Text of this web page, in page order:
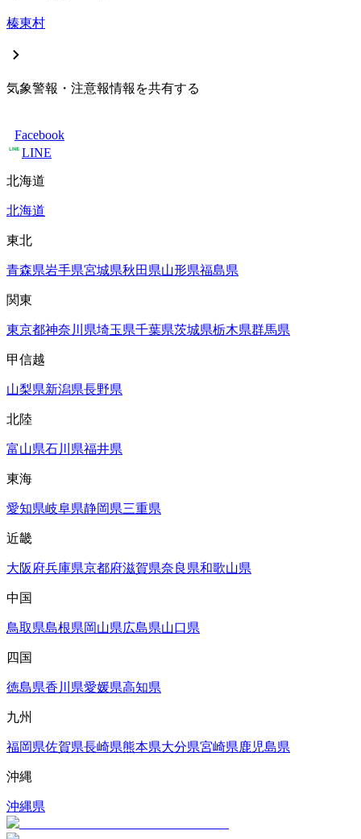
榛東村
気象警報・注意報情報を共有する
Facebook
LINE
北海道
北海道
東北
青森県岩手県宮城県秋田県山形県福島県
関東
東京都神奈川県埼玉県千葉県茨城県栃木県群馬県
甲信越
山梨県新潟県長野県
北陸
富山県石川県福井県
東海
愛知県岐阜県静岡県三重県
近畿
大阪府兵庫県京都府滋賀県奈良県和歌山県
中国
鳥取県島根県岡山県広島県山口県
四国
徳島県香川県愛媛県高知県
九州
福岡県佐賀県長崎県熊本県大分県宮崎県鹿児島県
沖縄
沖縄県